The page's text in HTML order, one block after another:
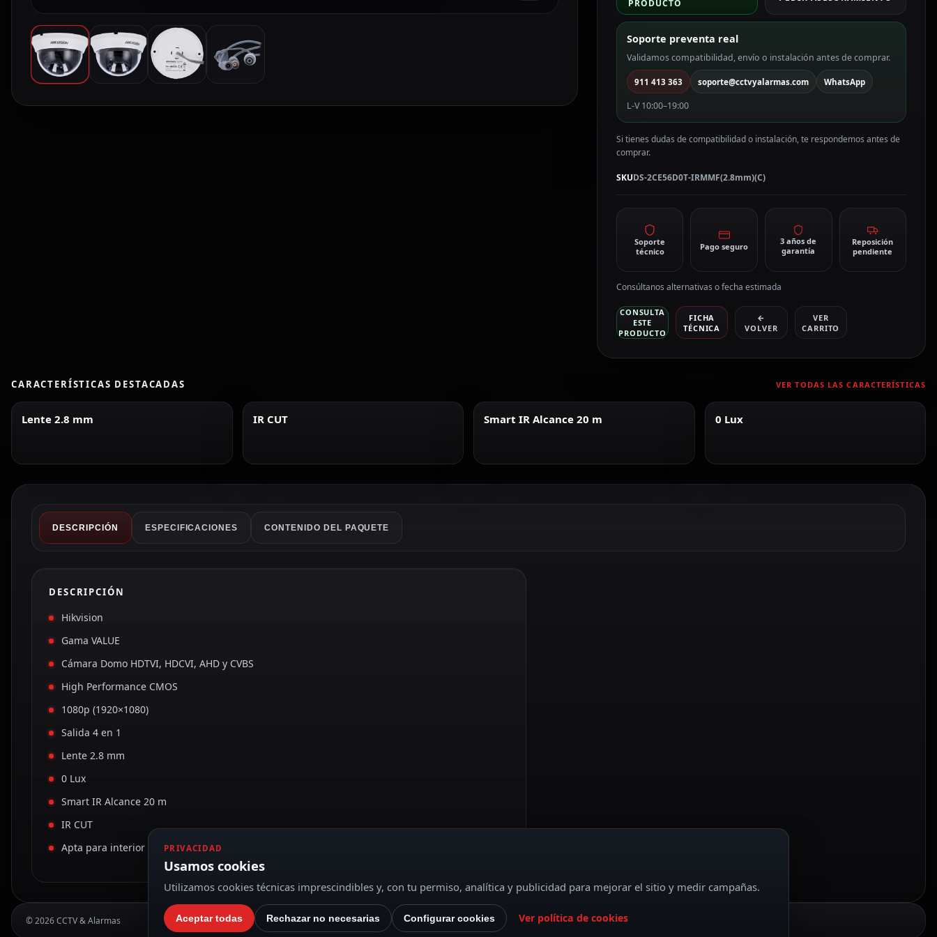
PRODUCTO
Soporte preventa real
Validamos compatibilidad, envío o instalación antes de comprar.
911 413 363 soporte@cctvyalarmas.com WhatsApp
L-V 10:00–19:00
Si tienes dudas de compatibilidad o instalación, te respondemos antes de
comprar.
SKUDS-2CE56D0T-IRMMF(2.8mm)(C)
Soporte
técnico
Pago seguro
3 años de
garantía
Reposición
pendiente
Consúltanos alternativas o fecha estimada
CONSULTA
ESTE
PRODUCTO
FICHA
TÉCNICA
←
VOLVER
VER
CARRITO
CARACTERÍSTICAS DESTACADAS VER TODAS LAS CARACTERÍSTICAS
Lente 2.8 mm IR CUT Smart IR Alcance 20 m 0 Lux
DESCRIPCIÓN ESPECIFICACIONES CONTENIDO DEL PAQUETE
DESCRIPCIÓN
Hikvision
Gama VALUE
Cámara Domo HDTVI, HDCVI, AHD y CVBS
High Performance CMOS
1080p (1920×1080)
Salida 4 en 1
Lente 2.8 mm
0 Lux
Smart IR Alcance 20 m
IR CUT
Apta para interior
© 2026 CCTV & Alarmas
PRIVACIDAD
Usamos cookies
Utilizamos cookies técnicas imprescindibles y, con tu permiso, analítica y publicidad para mejorar el sitio y medir campañas.
Aceptar todas Rechazar no necesarias Configurar cookies Ver política de cookies